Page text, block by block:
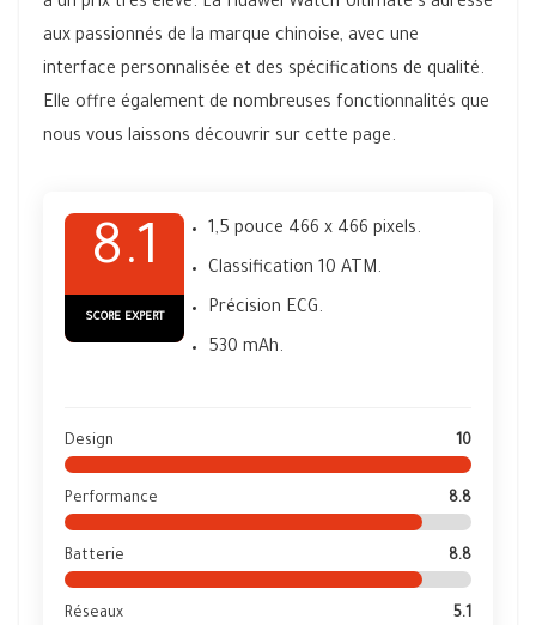
aux passionnés de la marque chinoise, avec une
interface personnalisée et des spécifications de qualité.
Elle offre également de nombreuses fonctionnalités que
nous vous laissons découvrir sur cette page.
8.1
SCORE EXPERT
1,5 pouce 466 x 466 pixels.
Classification 10 ATM.
Précision ECG.
530 mAh.
Design 10
Performance 8.8
Batterie 8.8
Réseaux 5.1